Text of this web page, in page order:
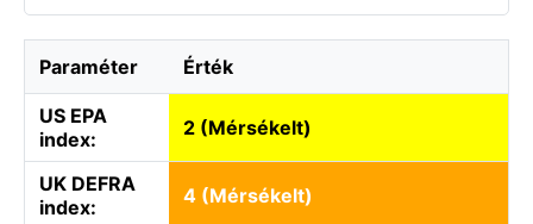
Paraméter Érték
US EPA
index:
2 (Mérsékelt)
UK DEFRA
index:
4 (Mérsékelt)